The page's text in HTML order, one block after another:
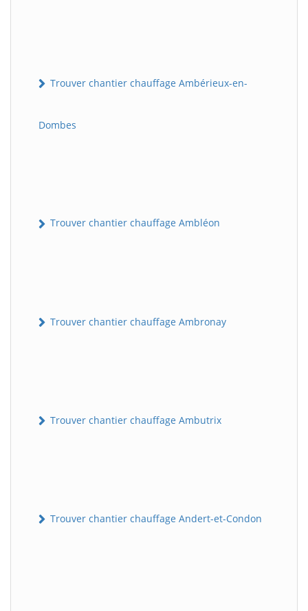
Trouver chantier chauffage Ambérieux-en-
Dombes
Trouver chantier chauffage Ambléon
Trouver chantier chauffage Ambronay
Trouver chantier chauffage Ambutrix
Trouver chantier chauffage Andert-et-Condon